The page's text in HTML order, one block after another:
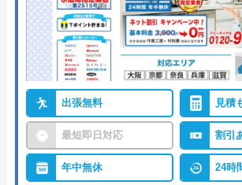
出張無料 見積
最短即日対応 割引
年中無休 24時